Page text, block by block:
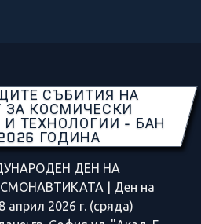
СЪБИТИЯ НА
ЗА КОСМИЧЕСКИ
ТЕХНОЛОГИИ - БАН
ГОДИНА
ДЕН НА
| Ден на
април 2026 г. (сряда)